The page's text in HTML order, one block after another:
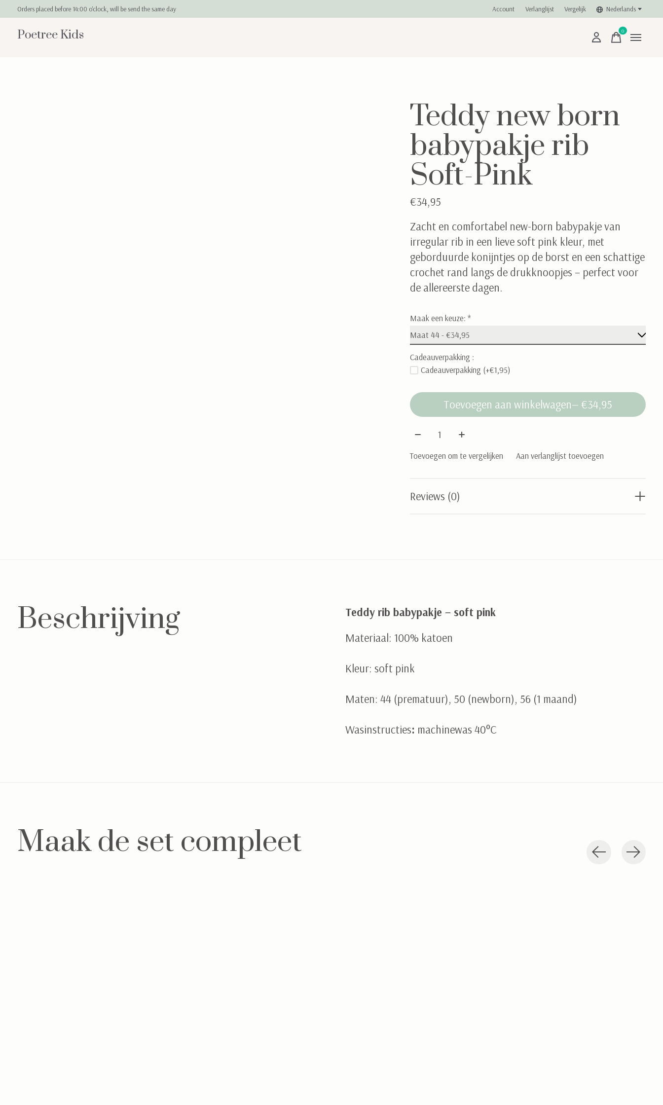
Orders placed before 14:00 o'clock, will be send the same day Account Verlanglijst Vergelijk Nederlands
Poetree Kids 0items
Teddy new born
babypakje rib
Soft-Pink
€34,95
Zacht en comfortabel new-born babypakje van
irregular rib in een lieve soft pink kleur, met
geborduurde konijntjes op de borst en een schattige
crochet rand langs de drukknoopjes – perfect voor
de allereerste dagen.
Maak een keuze:*
Cadeauverpakking :
Cadeauverpakking (+€1,95)
Toevoegen aan winkelwagen
— €34,95
Aantal:
Toevoegen om te vergelijken Aan verlanglijst toevoegen
Reviews (0)
Beschrijving
Teddy rib babypakje – soft pink
Materiaal: 100% katoen
Kleur: soft pink
Maten: 44 (prematuur), 50 (newborn), 56 (1 maand)
Wasinstructies: machinewas 40°C
Maak de set compleet